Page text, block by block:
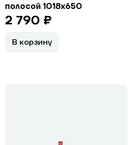
полосой 1018х650
2 790 ₽
В корзину